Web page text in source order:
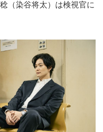
（染谷将太）は検視官に